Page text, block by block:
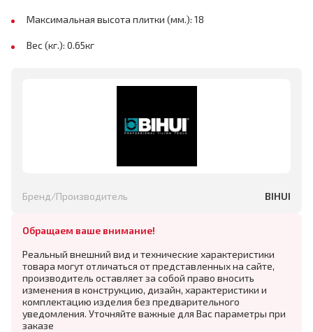
Максимальная высота плитки (мм.): 18
Вес (кг.): 0.65кг
Бренд/Производитель BIHUI
Обращаем ваше внимание!
Реальный внешний вид и технические характеристики
товара могут отличаться от представленных на сайте,
производитель оставляет за собой право вносить
изменения в конструкцию, дизайн, характеристики и
комплектацию изделия без предварительного
уведомления. Уточняйте важные для Вас параметры при
заказе